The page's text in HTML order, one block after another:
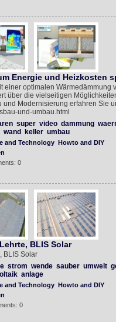
Energie und Heizkosten
einer optimalen Wärmedämmung
über die vielseitigen
und Modernisierung erfahren Sie
und-umbau.html
super video dammung
wand keller umbau
and Technology Howto and DIY
0
BLIS Solar
BLIS Solar
strom wende sauber umwelt
anlage
and Technology Howto and DIY
0